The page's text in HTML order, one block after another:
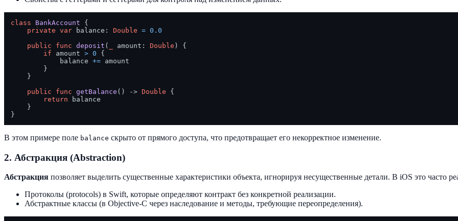
class BankAccount {
private var balance: Double = 0.0
public
func deposit ( amount : Double ) {
if amount > 0 {
            balance
+= amount
        }
    }
public
func getBalance () -> Double {
return balance
    }
В этом примере поле balance скрыто от прямого доступа, что предотвращает его некорректное изменение.
2. Абстракция (Abstraction)
Абстракция позволяет выделить существенные характеристики объекта, игнорируя несущественные детали. В iOS это часто
Протоколы (protocols) в Swift, которые определяют контракт без конкретной реализации.
Абстрактные классы (в Objective-C через наследование и методы, требующие переопределения).